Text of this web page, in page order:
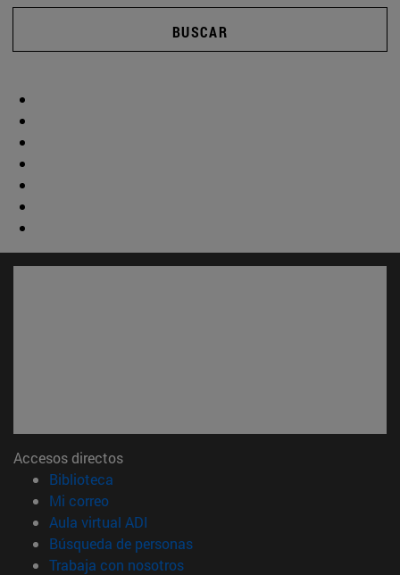
BUSCAR
Accesos directos
Biblioteca
Mi correo(abre en nueva ventana)
Aula virtual ADI
Búsqueda de personas(abre en nueva ventana)
Trabaja con nosotros(abre en nueva ventana)